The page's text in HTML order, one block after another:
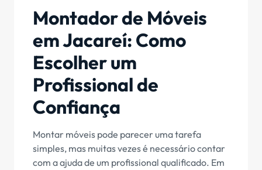
Montador de Móveis
em Jacareí: Como
Escolher um
Profissional de
Confiança
Montar móveis pode parecer uma tarefa
simples, mas muitas vezes é necessário contar
com a ajuda de um profissional qualificado. Em